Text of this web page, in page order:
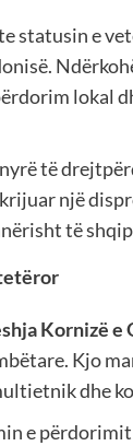
statusin e
lokal
të
një
të
Kornizë e
Kjo
dhe
e